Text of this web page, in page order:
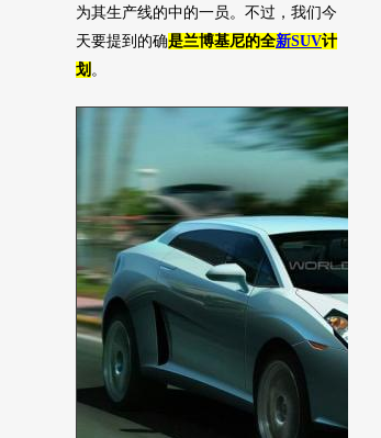
为其生产线的中的一员。不过，我们今
天要提到的确是兰博基尼的全新SUV计
划 。